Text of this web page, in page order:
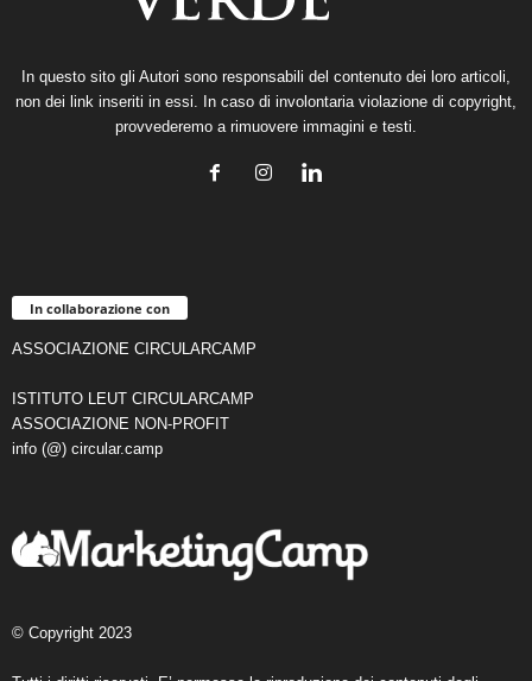
In questo sito gli Autori sono responsabili del contenuto dei loro articoli,
non dei link inseriti in essi. In caso di involontaria violazione di copyright,
provvederemo a rimuovere immagini e testi.
In collaborazione con
ASSOCIAZIONE CIRCULARCAMP
ISTITUTO LEUT CIRCULARCAMP
ASSOCIAZIONE NON-PROFIT
info (@) circular.camp
© Copyright 2023